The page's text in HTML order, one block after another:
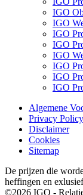
IGO
IGO
IGO
IGO
IGO
IGO
IGO
IGO
Algemene
Privacy Policy
Disclaimer
Cookies
Sitemap
De prijzen die
heffingen en
©2026 IGO -